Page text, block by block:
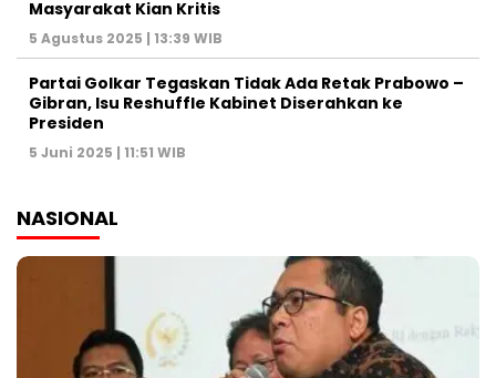
Masyarakat Kian Kritis
5 Agustus 2025 | 13:39 WIB
Partai Golkar Tegaskan Tidak Ada Retak Prabowo –
Gibran, Isu Reshuffle Kabinet Diserahkan ke
Presiden
5 Juni 2025 | 11:51 WIB
NASIONAL